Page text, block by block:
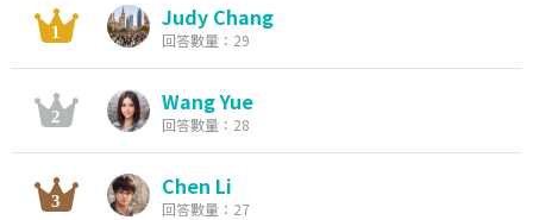
Judy Chang
回答數量：29
Wang Yue
回答數量：28
Chen Li
回答數量：27